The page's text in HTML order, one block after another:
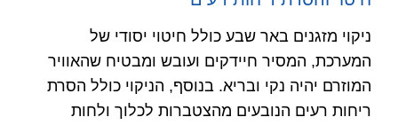
ניקוי מזגנים באר שבע כולל חיטוי יסודי של
המערכת, המסיר חיידקים ועובש ומבטיח שהאוויר
המוזרם יהיה נקי ובריא. בנוסף, הניקוי כולל הסרת
ריחות רעים הנובעים מהצטברות לכלוך ולחות